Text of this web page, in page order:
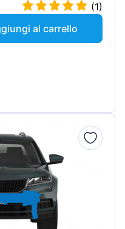
(1)
al carrello